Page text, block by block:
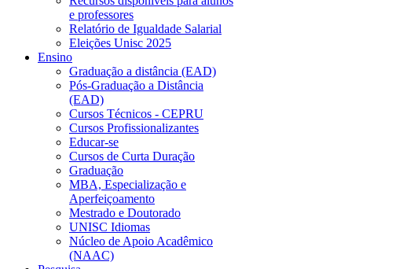
e professores
Relatório de Igualdade Salarial
Eleições Unisc 2025
Ensino
Graduação a distância (EAD)
Pós-Graduação a Distância
(EAD)
Cursos Técnicos - CEPRU
Cursos Profissionalizantes
Educar-se
Cursos de Curta Duração
Graduação
MBA, Especialização e
Aperfeiçoamento
Mestrado e Doutorado
UNISC Idiomas
Núcleo de Apoio Acadêmico
(NAAC)